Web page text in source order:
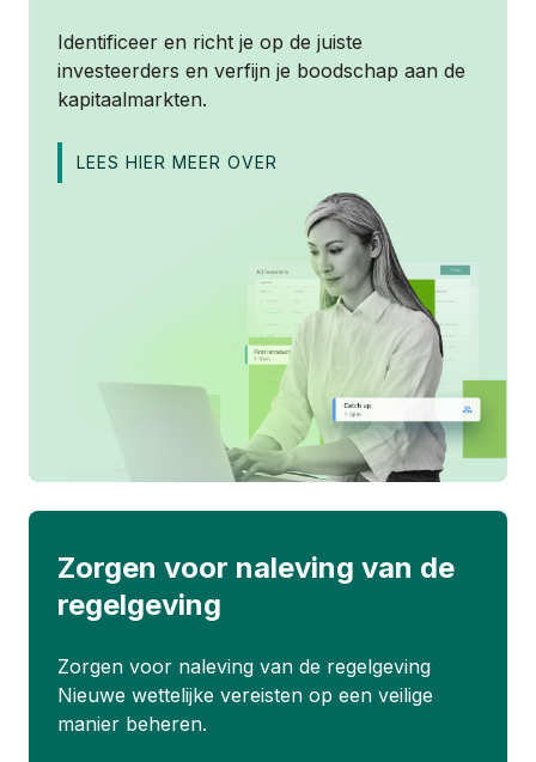
Identificeer en richt je op de juiste
investeerders en verfijn je boodschap aan de
kapitaalmarkten.
LEES HIER MEER OVER
Zorgen voor naleving van de
regelgeving
Zorgen voor naleving van de regelgeving
Nieuwe wettelijke vereisten op een veilige
manier beheren.